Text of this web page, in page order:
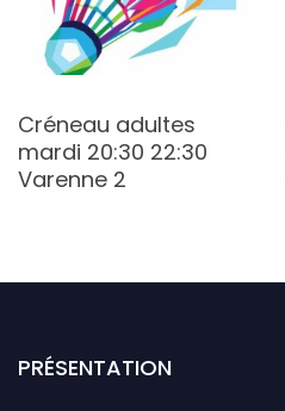
Créneau adultes
mardi 20:30 22:30
Varenne 2
PRÉSENTATION